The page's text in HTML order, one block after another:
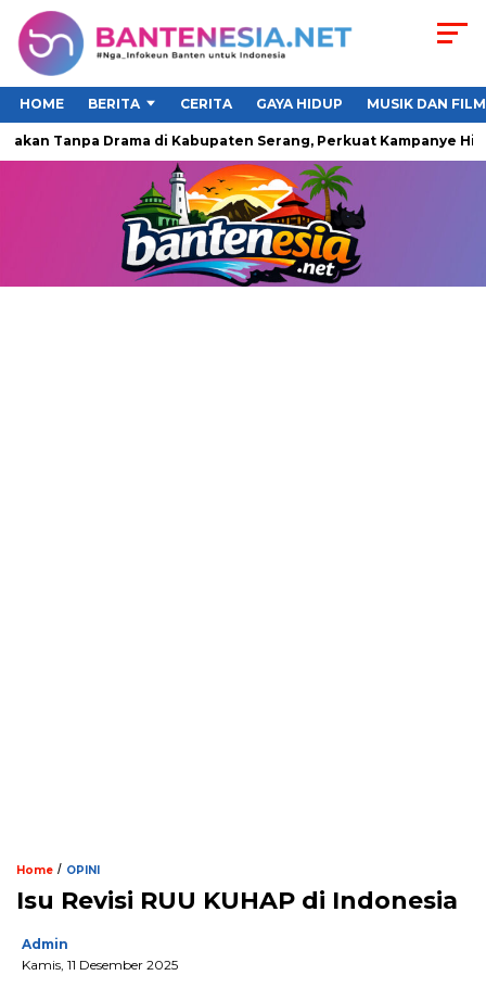
HOME BERITA CERITA GAYA HIDUP MUSIK DAN FILM
Tanpa Drama di Kabupaten Serang, Perkuat Kampanye
Home / OPINI
Isu Revisi RUU KUHAP di Indonesia
Admin
Kamis, 11 Desember 2025